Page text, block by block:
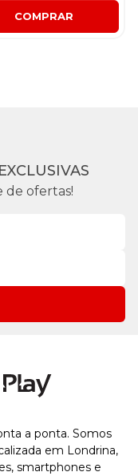
COMPRAR
de ofertas!
a ponta. Somos
em Londrina,
smartphones e